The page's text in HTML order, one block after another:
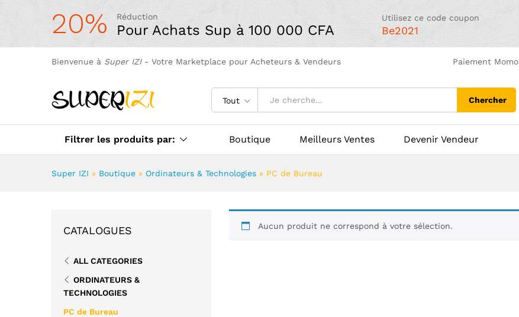
20% Réduction
Pour Achats Sup à 100 000 CFA
Utilisez ce code coupon
Be2021
Bienvenue à Super IZI- Votre Marketplace pour Acheteurs & Vendeurs Paiement Momo
Tout Chercher
Filtrer les produits par: Boutique Meilleurs Ventes Devenir Vendeur
Super IZI » Boutique » Ordinateurs & Technologies » PC de Bureau
Aucun produit ne correspond à votre sélection.
CATALOGUES
ALL CATEGORIES
ORDINATEURS &
TECHNOLOGIES
PC de Bureau